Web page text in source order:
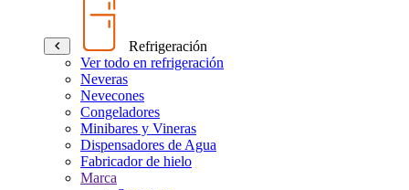
Refrigeración
Ver todo en refrigeración
Neveras
Nevecones
Congeladores
Minibares y Vineras
Dispensadores de Agua
Fabricador de hielo
Marca